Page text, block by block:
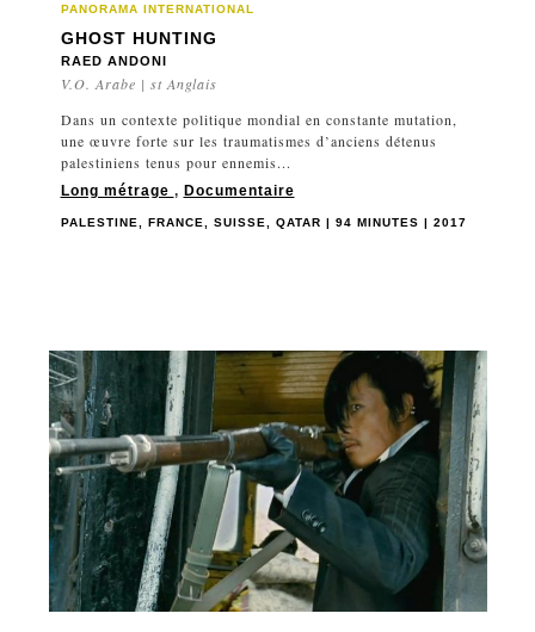
PANORAMA INTERNATIONAL
GHOST HUNTING
RAED ANDONI
V.O. Arabe | st Anglais
Dans un contexte politique mondial en constante mutation,
une œuvre forte sur les traumatismes d’anciens détenus
palestiniens tenus pour ennemis...
Long métrage , Documentaire
PALESTINE, FRANCE, SUISSE, QATAR | 94 MINUTES | 2017